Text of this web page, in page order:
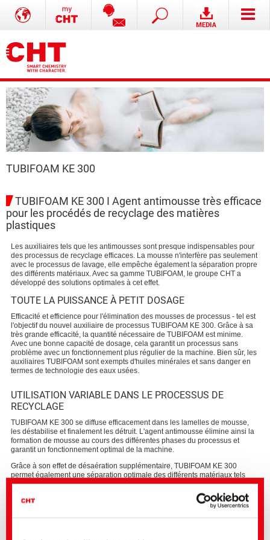
TUBIFOAM KE 300
TUBIFOAM KE 300 I Agent antimousse très efficace
pour les procédés de recyclage des matières
plastiques
Les auxiliaires tels que les antimousses sont presque indispensables pour
des processus de recyclage efficaces. La mousse n'interfère pas seulement
avec le processus de lavage, elle empêche également la séparation propre
des différents matériaux. Avec sa gamme TUBIFOAM, le groupe CHT a
développé des solutions optimales à cet effet.
TOUTE LA PUISSANCE À PETIT DOSAGE
Efficacité et efficience pour l'élimination des mousses de processus - tel est
l'objectif du nouvel auxiliaire de processus TUBIFOAM KE 300. Grâce à sa
très grande efficacité, la quantité nécessaire de TUBIFOAM est minime.
Avec une bonne capacité de dosage, cela garantit un processus sans
problème avec un fonctionnement plus régulier de la machine. Bien sûr, les
auxiliaires TUBIFOAM sont exempts d'huiles minérales et sans danger en
termes de technologie des eaux usées.
UTILISATION VARIABLE DANS LE PROCESSUS DE
RECYCLAGE
TUBIFOAM KE 300 se diffuse efficacement dans les lamelles de mousse,
les déstabilise et finalement les détruit. L'agent antimousse élimine ainsi la
formation de mousse au cours des différentes phases du processus et
garantit un fonctionnement optimal de la machine.
Grâce à son effet de désaération supplémentaire, TUBIFOAM KE 300
permet également une séparation optimale des différents matériaux tels
que les polyoléfines de PET.